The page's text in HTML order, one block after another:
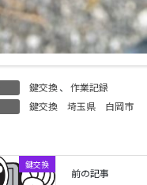
鍵交換、 作業記録
鍵交換 埼玉県 白岡市
鍵交換
前の記事